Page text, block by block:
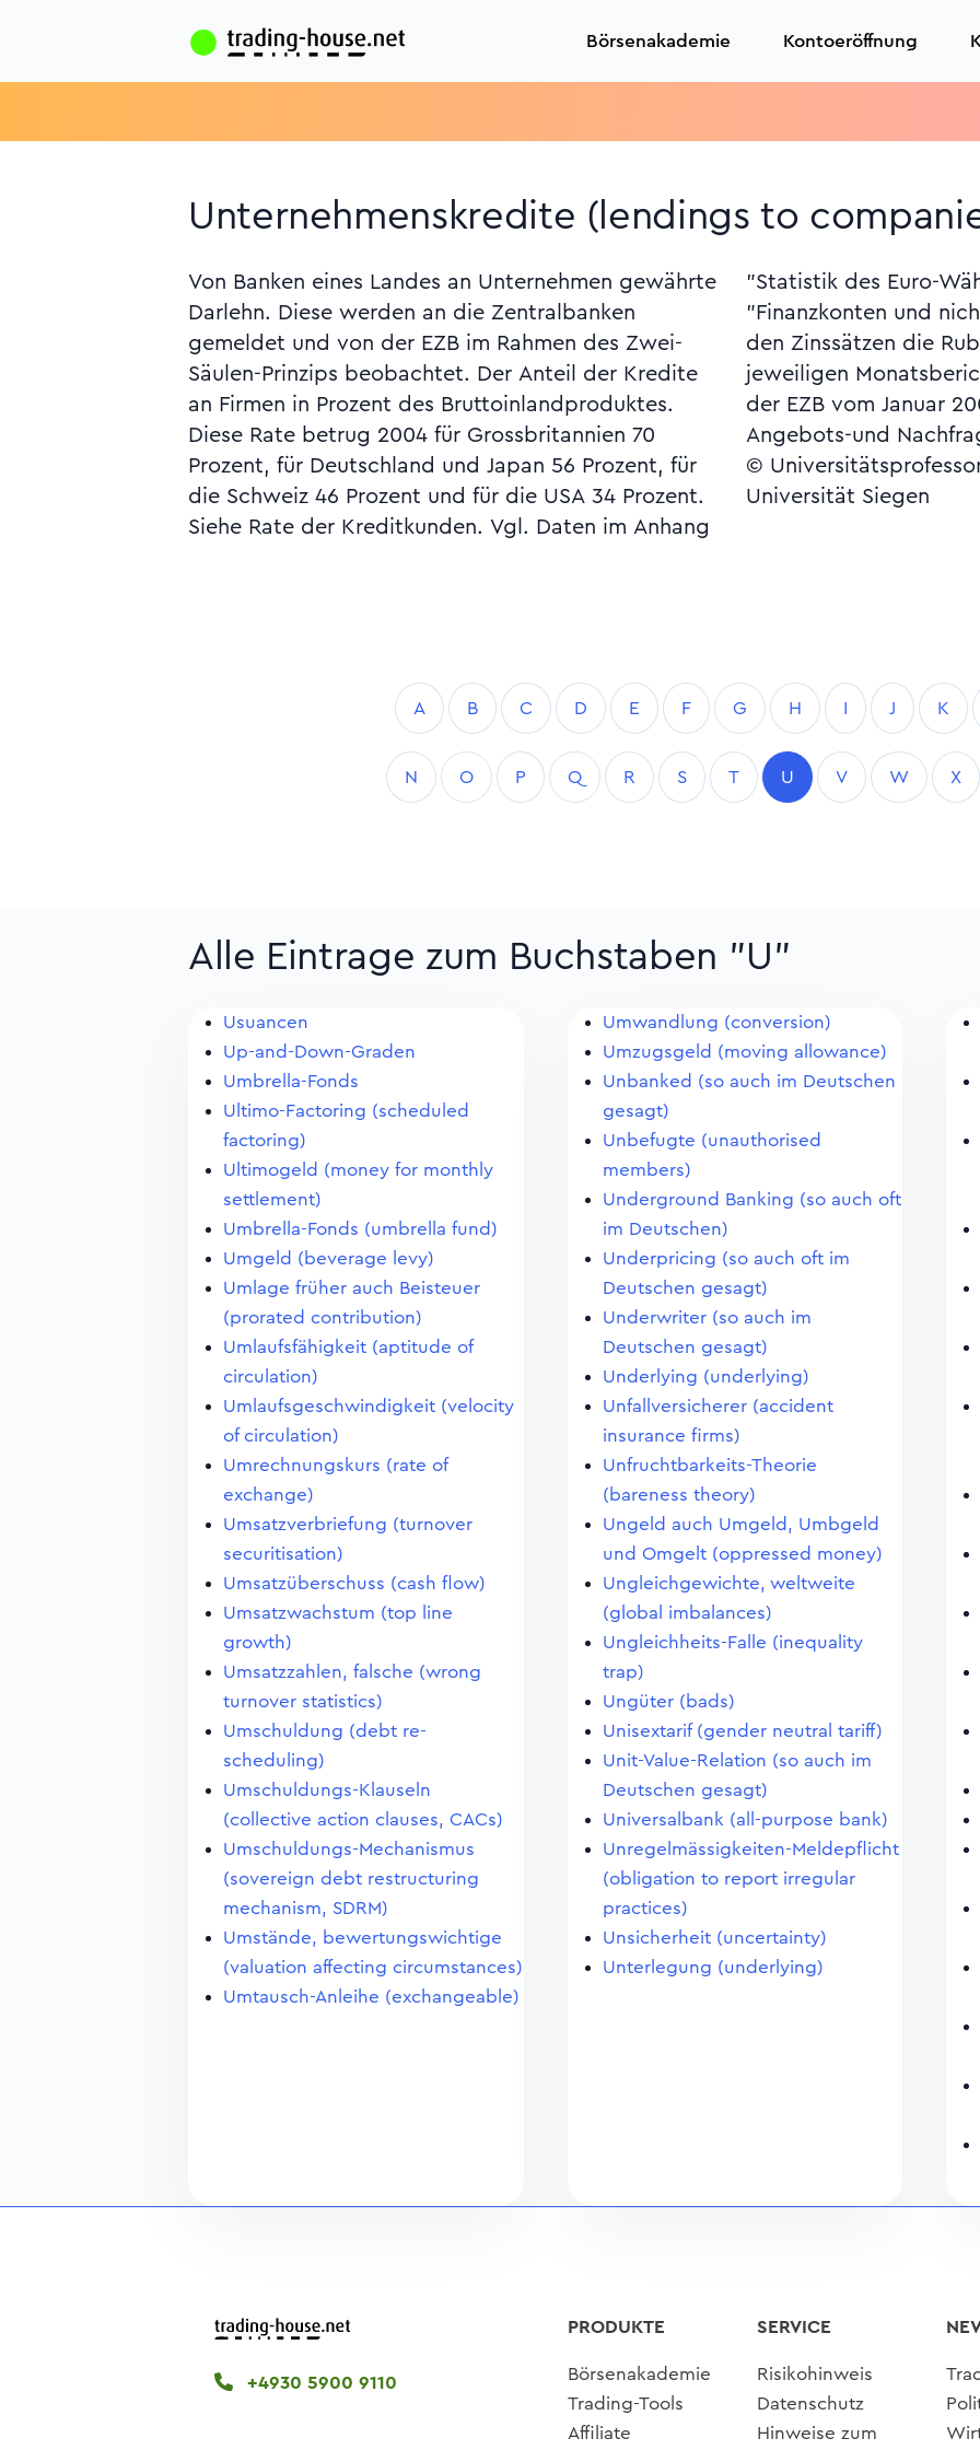
Börsenakademie Kontoeröffnung
Unternehmenskredite (lendings to
Von Banken eines Landes an Unternehmen gewährte
Darlehn. Diese werden an die Zentralbanken
gemeldet und von der EZB im Rahmen des Zwei-
Säulen-Prinzips beobachtet. Der Anteil der Kredite
an Firmen in Prozent des Bruttoinlandproduktes.
Diese Rate betrug 2004 für Grossbritannien 70
Prozent, für Deutschland und Japan 56 Prozent, für
die Schweiz 46 Prozent und für die USA 34 Prozent.
Siehe Rate der Kreditkunden. Vgl. Daten im Anhang
"Statistik des Euro-Währungsgebiets", Rubrik
"Finanzkonten und nichtfinanzielle Konten" und zu
den Zinssätzen die Rubrik "Finanzmärkte" im
jeweiligen Monatsbericht der EZB, Monatsbericht
der EZB vom Januar 2007, S. 20 ff. (Analyse der
Angebots-und
©
Universität Siegen
A B C D E F G H I J K
N O P Q R S T U V W X
Alle Eintrage zum Buchstaben "U"
Usuancen
Up-and-Down-Graden
Umbrella-Fonds
Ultimo-Factoring (scheduled
factoring)
Ultimogeld (money for monthly
settlement)
Umbrella-Fonds (umbrella fund)
Umgeld (beverage levy)
Umlage früher auch Beisteuer
(prorated contribution)
Umlaufsfähigkeit (aptitude of
circulation)
Umlaufsgeschwindigkeit (velocity
of circulation)
Umrechnungskurs (rate of
exchange)
Umsatzverbriefung (turnover
securitisation)
Umsatzüberschuss (cash flow)
Umsatzwachstum (top line
growth)
Umsatzzahlen, falsche (wrong
turnover statistics)
Umschuldung (debt re-
scheduling)
Umschuldungs-Klauseln
(collective action clauses, CACs)
Umschuldungs-Mechanismus
(sovereign debt restructuring
mechanism, SDRM)
Umstände, bewertungswichtige
(valuation affecting circumstances)
Umtausch-Anleihe (exchangeable)
Umwandlung (conversion)
Umzugsgeld (moving allowance)
Unbanked (so auch im Deutschen
gesagt)
Unbefugte (unauthorised
members)
Underground Banking (so auch oft
im Deutschen)
Underpricing (so auch oft im
Deutschen gesagt)
Underwriter (so auch im
Deutschen gesagt)
Underlying (underlying)
Unfallversicherer (accident
insurance firms)
Unfruchtbarkeits-Theorie
(bareness theory)
Ungeld auch Umgeld, Umbgeld
und Omgelt (oppressed money)
Ungleichgewichte, weltweite
(global imbalances)
Ungleichheits-Falle (inequality
trap)
Ungüter (bads)
Unisextarif (gender neutral tariff)
Unit-Value-Relation (so auch im
Deutschen gesagt)
Universalbank (all-purpose bank)
Unregelmässigkeiten-Meldepflicht
(obligation to report irregular
practices)
Unsicherheit (uncertainty)
Unterlegung (underlying)
+4930 5900 9110
PRODUKTE
Börsenakademie
Trading-Tools
Affiliate
SERVICE
Risikohinweis
Datenschutz
Hinweise zum